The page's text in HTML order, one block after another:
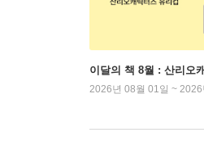
이달의 책 8월 : 산리오
2026년 08월 01일 ~ 2026